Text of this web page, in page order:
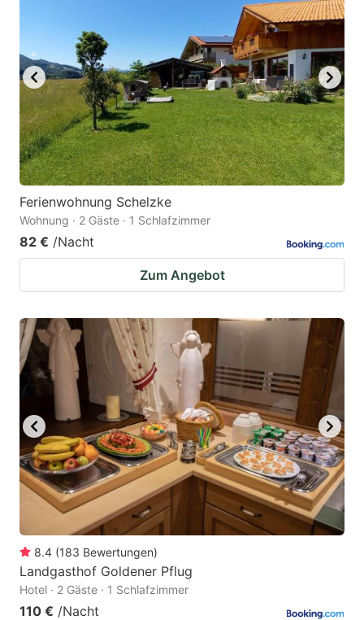
Ferienwohnung Schelzke
Wohnung · 2 Gäste · 1 Schlafzimmer
82 € /Nacht
Zum Angebot
8.4 (183 Bewertungen)
Landgasthof Goldener Pflug
Hotel · 2 Gäste · 1 Schlafzimmer
110 € /Nacht